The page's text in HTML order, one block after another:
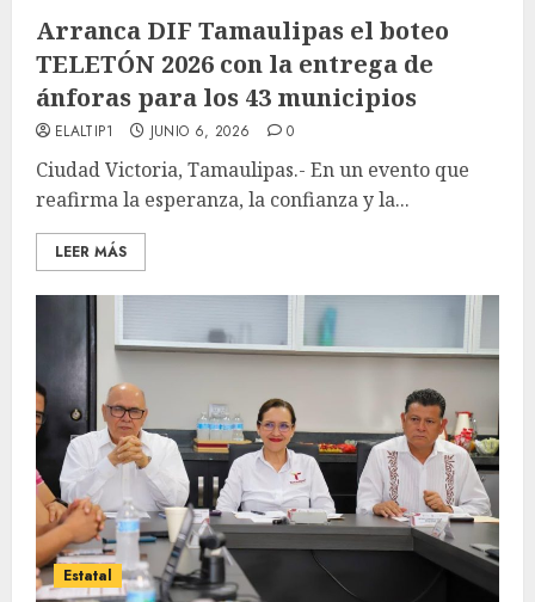
Arranca DIF Tamaulipas el boteo
TELETÓN 2026 con la entrega de
ánforas para los 43 municipios
ELALTIP1 JUNIO 6, 2026 0
Ciudad Victoria, Tamaulipas.- En un evento que
reafirma la esperanza, la confianza y la...
LEER MÁS
Estatal